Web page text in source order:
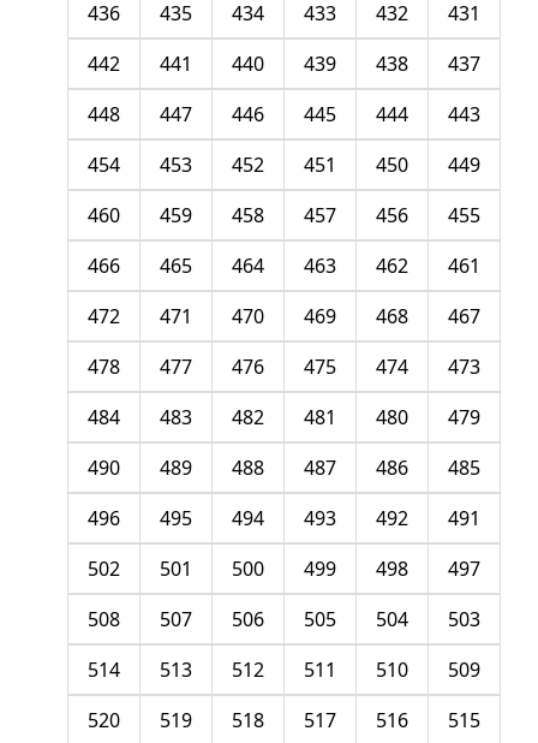
431
432
433
434
435
436
437
438
439
440
441
442
443
444
445
446
447
448
449
450
451
452
453
454
455
456
457
458
459
460
461
462
463
464
465
466
467
468
469
470
471
472
473
474
475
476
477
478
479
480
481
482
483
484
485
486
487
488
489
490
491
492
493
494
495
496
497
498
499
500
501
502
503
504
505
506
507
508
509
510
511
512
513
514
515
516
517
518
519
520